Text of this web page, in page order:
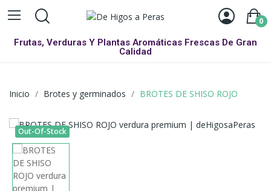
0
Frutas, Verduras Y Plantas Aromáticas Frescas De Gran
Calidad
Inicio Brotes y germinados BROTES DE SHISO ROJO
Out-Of-Stock